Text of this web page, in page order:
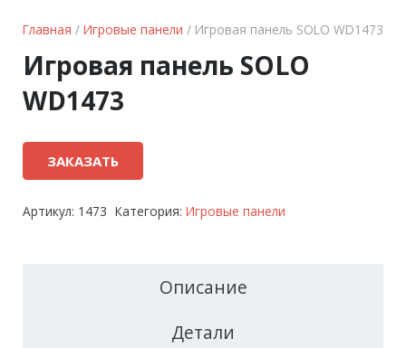
Главная / Игровые панели / Игровая панель SOLO WD1473
Игровая панель SOLO
WD1473
ЗАКАЗАТЬ
Артикул: 1473 Категория: Игровые панели
Описание
Детали